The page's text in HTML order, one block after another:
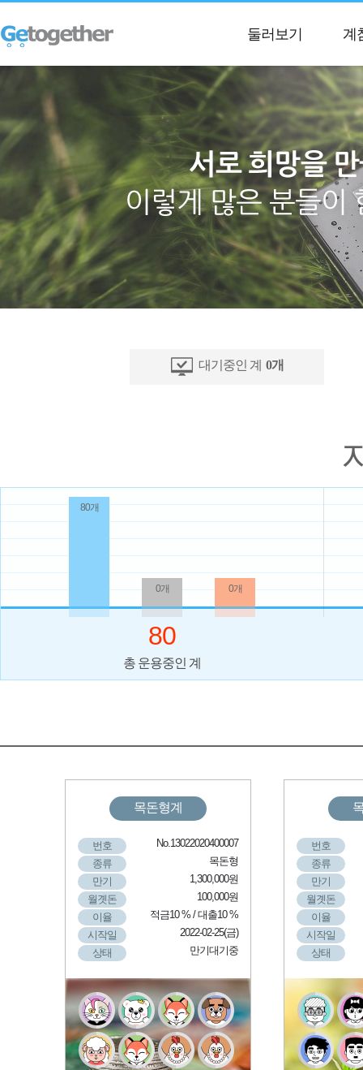
둘러보기 계
대기중인 계 0개
80개
0개 0개
80
총 운용중인 계
목돈형계
번호
No.13022020400007
종류
목돈형
만기
1,300,000원
월곗돈
100,000원
이율
적금10 % / 대출10 %
시작일
2022-02-25(금)
상태
만기대기중
번호
종류
만기
월곗돈
이율
시작일
상태